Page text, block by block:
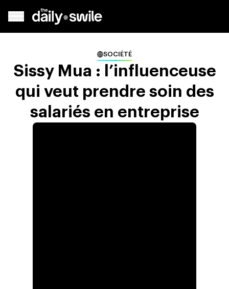
SOCIÉTÉ
Sissy Mua : l’influenceuse
qui veut prendre soin des
salariés en entreprise